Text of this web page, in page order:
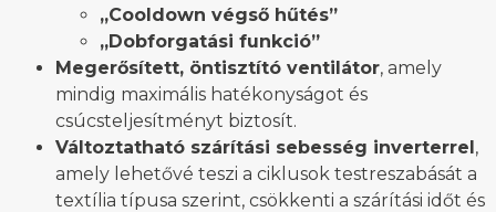
„Cooldown végső hűtés”
„Dobforgatási funkció”
Megerősített, öntisztító ventilátor, amely
mindig maximális hatékonyságot és
csúcsteljesítményt biztosít.
Változtatható szárítási sebesség inverterrel,
amely lehetővé teszi a ciklusok testreszabását a
textília típusa szerint, csökkenti a szárítási időt és